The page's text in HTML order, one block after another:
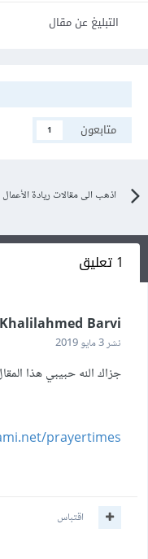
التبليغ عن مقال
متابعون
1
اذهب الى مقالات ريادة الأعمال
1 تعليق
Khalilahmed Barvi
نشر3 مايو 2019
جزاك الله حبيبي هذا
prayertimes
اقتباس